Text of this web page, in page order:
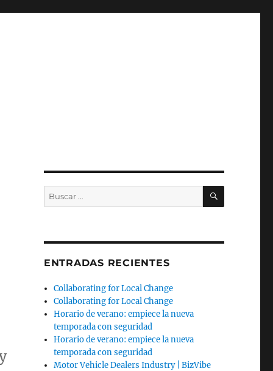
Buscar
por:
BUSCAR
ENTRADAS RECIENTES
Collaborating for Local Change
Collaborating for Local Change
Horario de verano: empiece la nueva
temporada con seguridad
Horario de verano: empiece la nueva
temporada con seguridad
Motor Vehicle Dealers Industry | BizVibe